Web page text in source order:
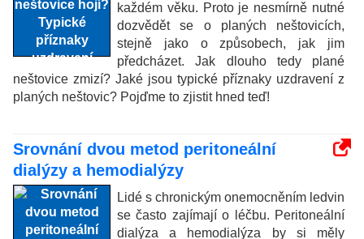
každém věku. Proto je nesmírně nutné
dozvědět se o planých neštovicích,
stejně jako o způsobech, jak jim
předcházet. Jak dlouho tedy plané
neštovice zmizí? Jaké jsou typické příznaky uzdravení z
planých neštovic? Pojďme to zjistit hned teď!
Srovnání dvou metod peritoneální
dialýzy a hemodialýzy
Lidé s chronickým onemocněním ledvin
se často zajímají o léčbu. Peritoneální
dialýza a hemodialýza by si měly